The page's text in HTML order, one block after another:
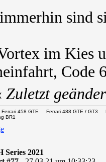
sind
im Kies
Code
Zuletzt
458 GTE Ferrari 488 GTE /
BR1
Series 2021